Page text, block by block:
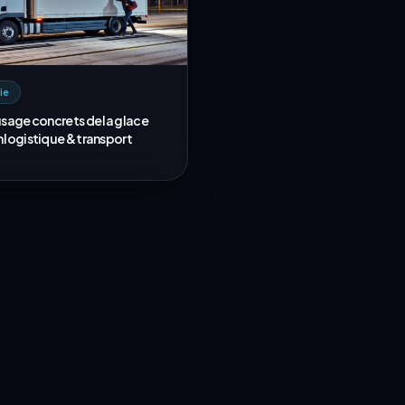
concrets de la glace
logistique & transport